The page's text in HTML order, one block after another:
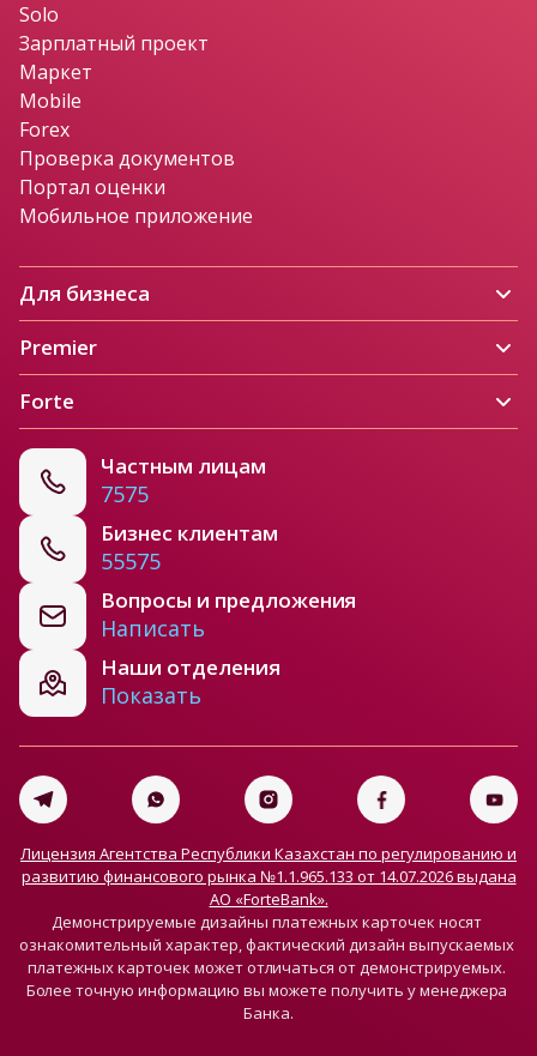
Частным лицам
7575
Бизнес клиентам
55575
Вопросы и предложения
Написать
Наши отделения
Показать
Solo
Зарплатный проект
Маркет
Mobile
Forex
Проверка документов
Портал оценки
Мобильное приложение
Для бизнеса
Premier
Forte
Лицензия Агентства Республики Казахстан по регулированию и
развитию финансового рынка №1.1.965.133 от 14.07.2026 выдана
АО «ForteBank».
Демонстрируемые дизайны платежных карточек носят
ознакомительный характер, фактический дизайн выпускаемых
платежных карточек может отличаться от демонстрируемых.
Более точную информацию вы можете получить у менеджера
Банка.